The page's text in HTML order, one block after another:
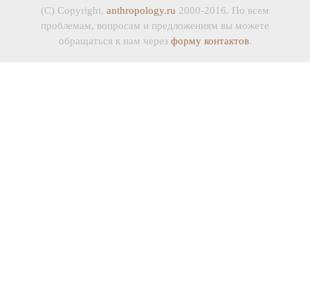
(C) Copyright, anthropology.ru 2000-2016. По всем
проблемам, вопросам и предложениям вы можете
обращаться к нам через форму контактов.